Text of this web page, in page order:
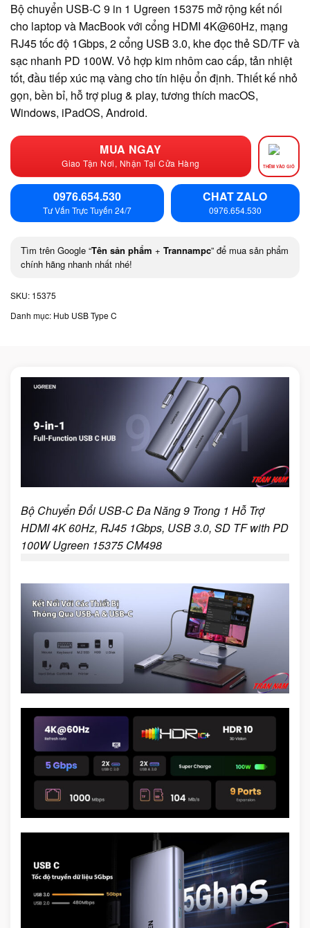
Bộ chuyển USB-C 9 in 1 Ugreen 15375 mở rộng kết nối
cho laptop và MacBook với cổng HDMI 4K@60Hz, mạng
RJ45 tốc độ 1Gbps, 2 cổng USB 3.0, khe đọc thẻ SD/TF và
sạc nhanh PD 100W. Vỏ hợp kim nhôm cao cấp, tản nhiệt
tốt, đầu tiếp xúc mạ vàng cho tín hiệu ổn định. Thiết kế nhỏ
gọn, bền bỉ, hỗ trợ plug & play, tương thích macOS,
Windows, iPadOS, Android.
MUA NGAY
Giao Tận Nơi, Nhận Tại Cửa Hàng THÊM VÀO GIỎ
0976.654.530
Tư Vấn Trực Tuyến 24/7
CHAT ZALO
0976.654.530
Tìm trên Google “Tên sản phẩm + Trannampc” để mua sản phẩm
chính hãng nhanh nhất nhé!
SKU: 15375
Danh mục: Hub USB Type C
Bộ Chuyển Đổi USB-C Đa Năng 9 Trong 1 Hỗ Trợ
HDMI 4K 60Hz, RJ45 1Gbps, USB 3.0, SD TF with PD
100W Ugreen 15375 CM498